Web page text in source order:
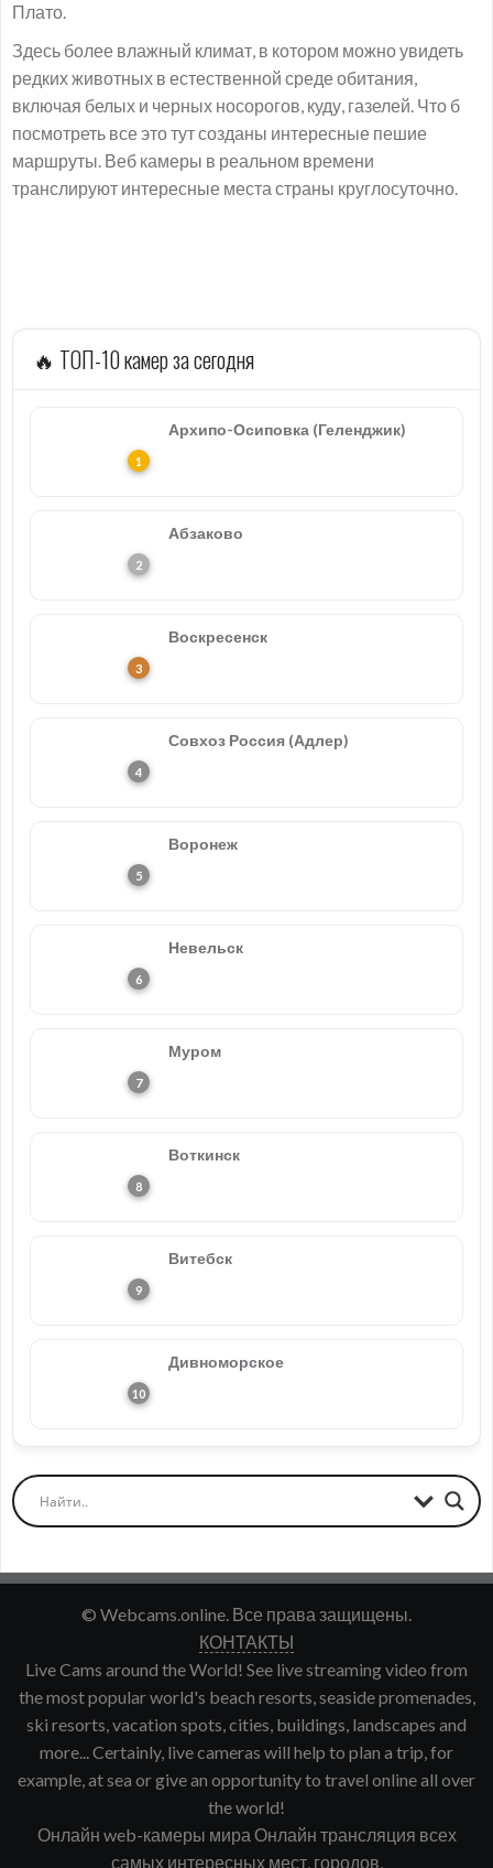
Плато.
Здесь более влажный климат, в котором можно увидеть
редких животных в естественной среде обитания,
включая белых и черных носорогов, куду, газелей. Что б
посмотреть все это тут созданы интересные пешие
маршруты. Веб камеры в реальном времени
транслируют интересные места страны круглосуточно.
🔥 ТОП-10 камер за сегодня
Архипо-Осиповка (Геленджик)
Абзаково
Воскресенск
Совхоз Россия (Адлер)
Воронеж
Невельск
Муром
Воткинск
Витебск
Дивноморское
© Webcams.online. Все права защищены.
КОНТАКТЫ
Live Cams around the World! See live streaming video from
the most popular world's beach resorts, seaside promenades,
ski resorts, vacation spots, cities, buildings, landscapes and
more... Certainly, live cameras will help to plan a trip, for
example, at sea or give an opportunity to travel online all over
the world!
Онлайн web-камеры мира Онлайн трансляция всех
самых интересных мест, городов,